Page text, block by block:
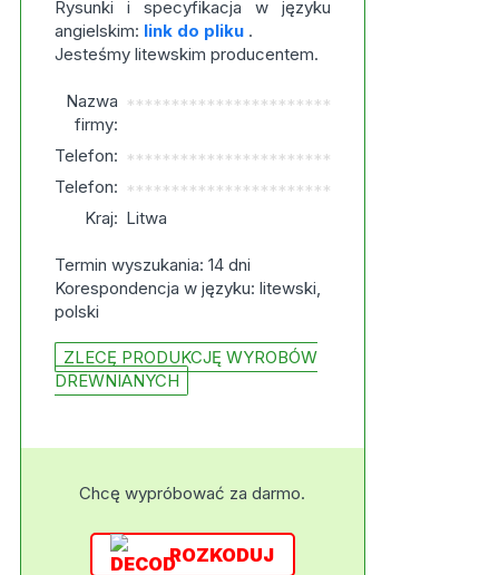
Rysunki i specyfikacja w języku
angielskim: link do pliku.
Jesteśmy litewskim producentem.
Nazwa
firmy:
***********************
Telefon: ***********************
Telefon: ***********************
Kraj: Litwa
Termin wyszukania: 14 dni
Korespondencja w języku: litewski,
polski
ZLECĘ PRODUKCJĘ WYROBÓW
DREWNIANYCH
Chcę wypróbować za darmo.
ROZKODUJ